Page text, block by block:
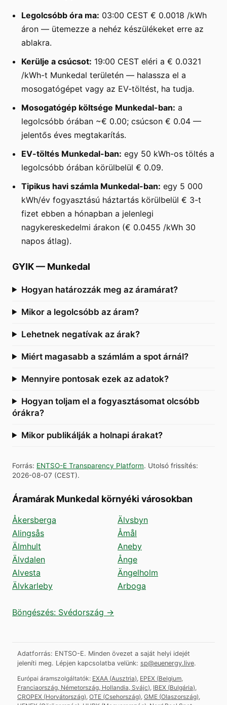
Legolcsóbb óra ma: 03:00 CEST € 0.0018 /kWh
áron — ütemezze a nehéz készülékeket erre az
ablakra.
Kerülje a csúcsot: 19:00 CEST eléri a € 0.0321
/kWh-t Munkedal területén — halassza el a
mosogatógépet vagy az EV-töltést, ha tudja.
Mosogatógép költsége Munkedal-ban: a
legolcsóbb órában ~€ 0.00; csúcson € 0.04 —
jelentős éves megtakarítás.
EV-töltés Munkedal-ban: egy 50 kWh-os töltés a
legolcsóbb órában körülbelül € 0.09.
Tipikus havi számla Munkedal-ban: egy 5 000
kWh/év fogyasztású háztartás körülbelül € 3-t
fizet ebben a hónapban a jelenlegi
nagykereskedelmi árakon (€ 0.0455 /kWh 30
napos átlag).
GYIK— Munkedal
Hogyan határozzák meg az áramárat?
Mikor a legolcsóbb az áram?
Lehetnek negatívak az árak?
Miért magasabb a számlám a spot árnál?
Mennyire pontosak ezek az adatok?
Hogyan toljam el a fogyasztásomat olcsóbb
órákra?
Mikor publikálják a holnapi árakat?
Forrás: ENTSO-E Transparency Platform. Utolsó frissítés:
2026-08-07 (CEST).
Áramárak Munkedal környéki városokban
Åkersberga
Alingsås
Älmhult
Älvdalen
Alvesta
Älvkarleby
Älvsbyn
Åmål
Aneby
Ånge
Ängelholm
Arboga
Böngészés: Svédország →
Adatforrás: ENTSO-E. Minden övezet a saját helyi idejét
jeleníti meg. Lépjen kapcsolatba velünk: sp@euenergy.live.
Európai áramszolgáltatók: EXAA (Ausztria) EPEX (Belgium,
Franciaország, Németország, Hollandia, Svájc) IBEX (Bulgária)
CROPEX (Horvátország) OTE (Csehország) GME (Olaszország)